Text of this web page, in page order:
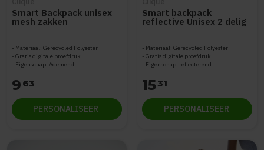
Smart Backpack unisex
mesh zakken
Materiaal: Gerecycled Polyester
Gratis digitale proefdruk
Eigenschap: Ademend
9 63
PERSONALISEER
Smart backpack
reflective Unisex 2 delig
Materiaal: Gerecycled Polyester
Gratis digitale proefdruk
Eigenschap: reflecterend
1531
PERSONALISEER